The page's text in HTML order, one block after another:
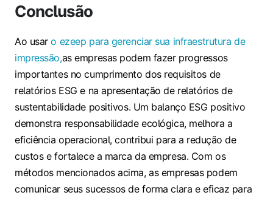
Conclusão
Ao usaro ezeep para gerenciar sua infraestrutura de
impressão,as empresas podem fazer progressos
importantes no cumprimento dos requisitos de
relatórios ESG e na apresentação de relatórios de
sustentabilidade positivos. Um balanço ESG positivo
demonstra responsabilidade ecológica, melhora a
eficiência operacional, contribui para a redução de
custos e fortalece a marca da empresa. Com os
métodos mencionados acima, as empresas podem
comunicar seus sucessos de forma clara e eficaz para